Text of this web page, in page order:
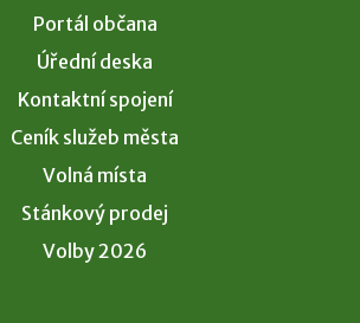
Portál občana
Úřední deska
Kontaktní spojení
Ceník služeb města
Volná místa
Stánkový prodej
Volby 2026